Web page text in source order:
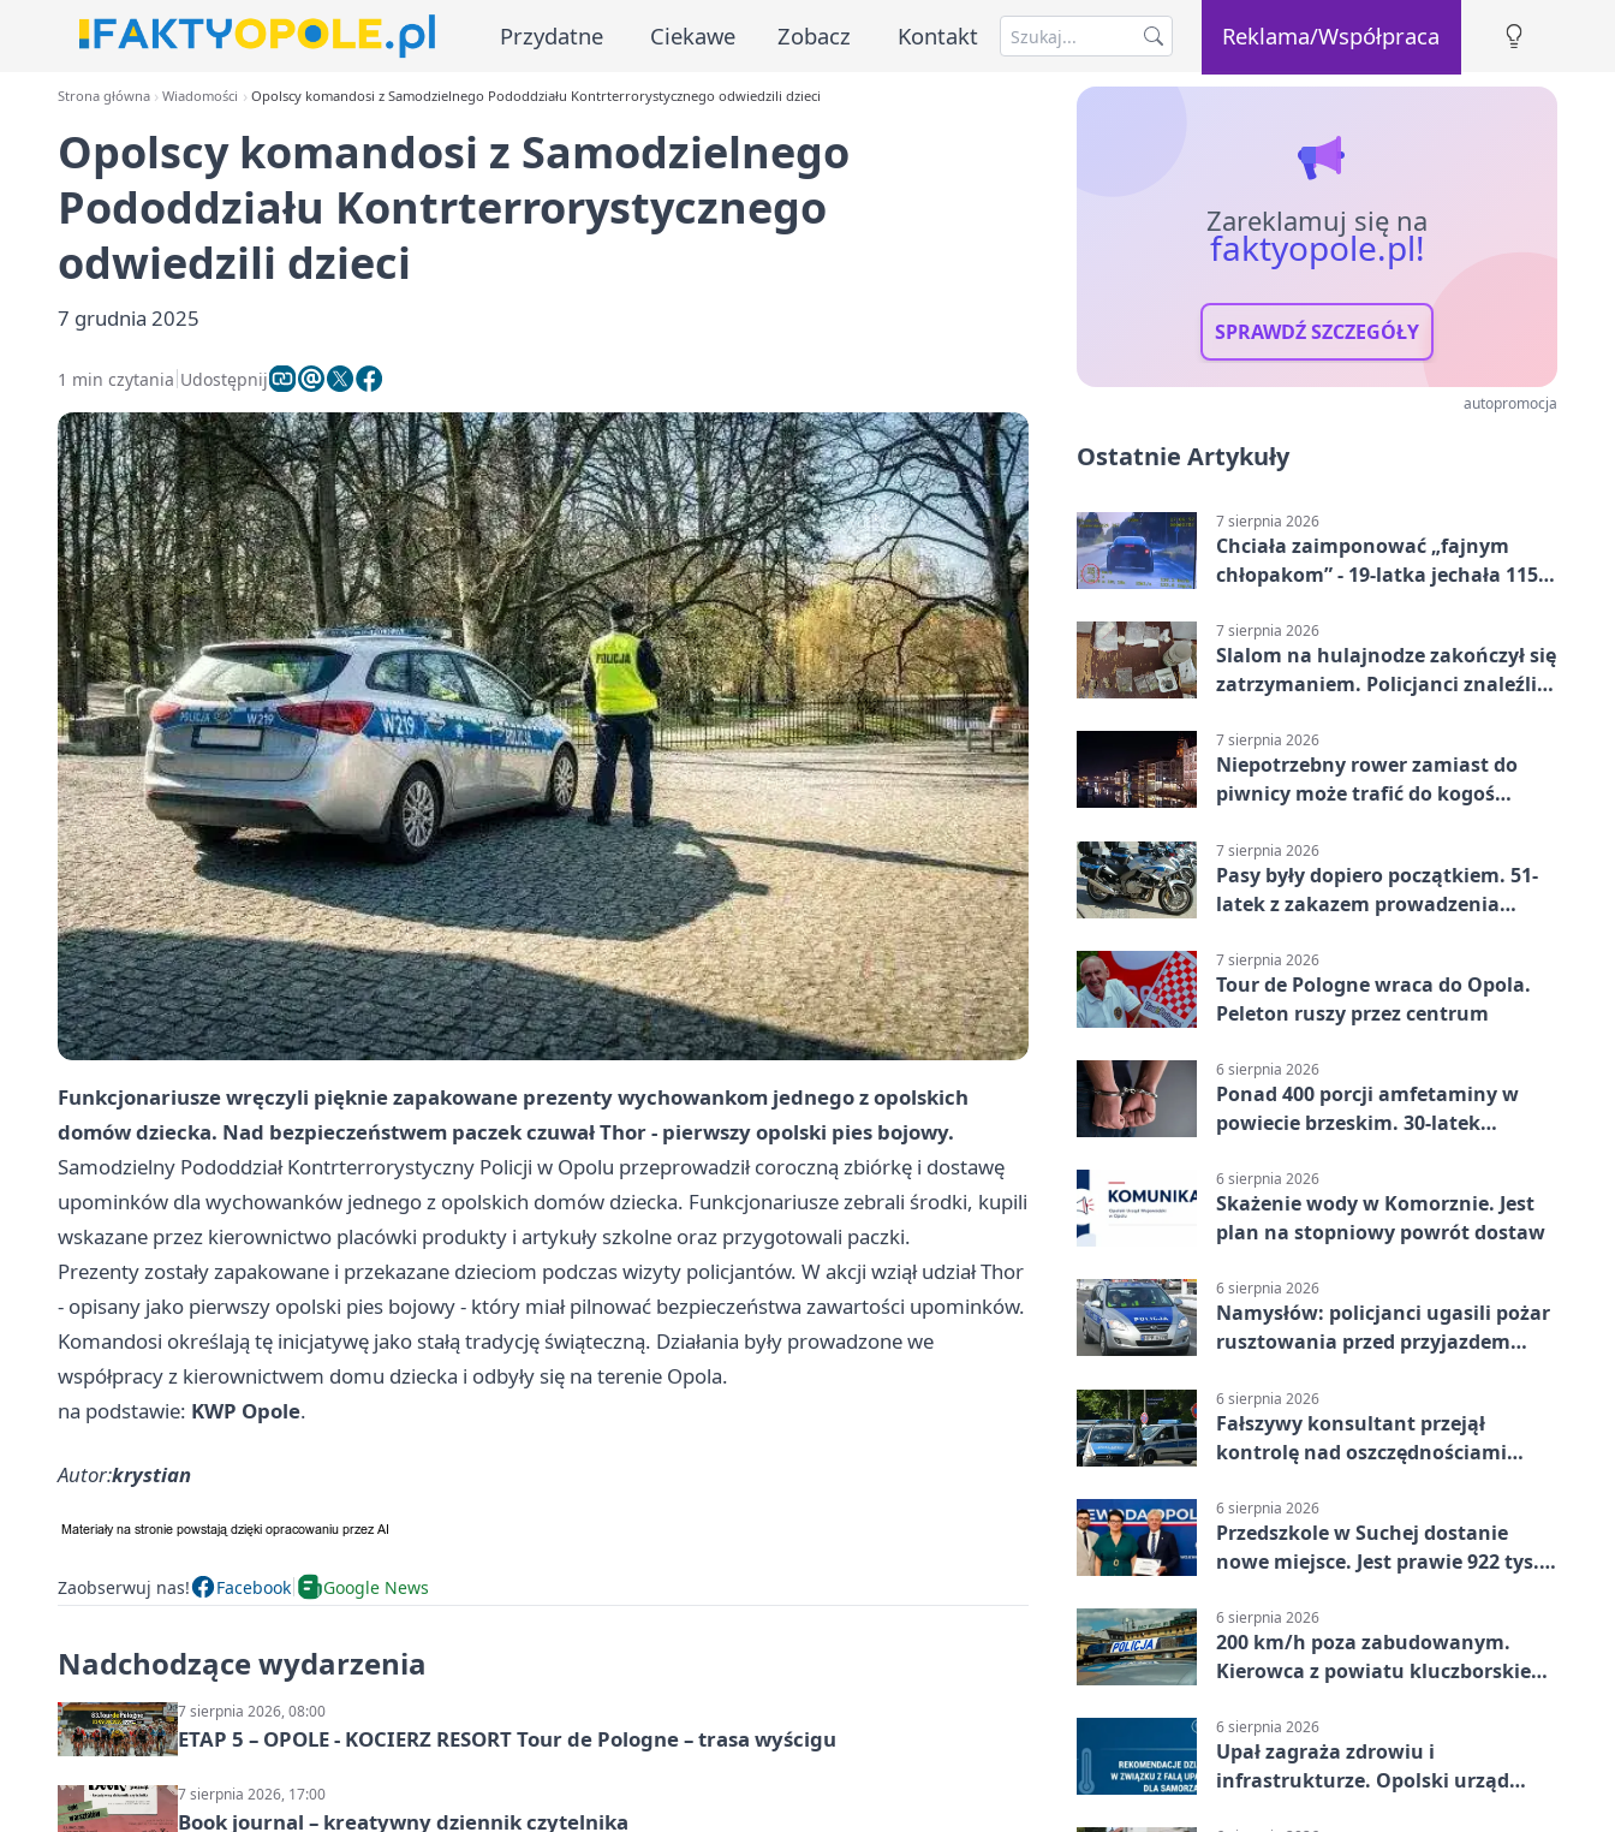
Przydatne Ciekawe Zobacz Kontakt Reklama/Współpraca
Strona główna Wiadomości Opolscy komandosi z Samodzielnego Pododdziału Kontrterrorystycznego odwiedzili dzieci
Opolscy komandosi z Samodzielnego
Pododdziału Kontrterrorystycznego
odwiedzili dzieci
7 grudnia 2025
1 min czytania Udostępnij
Funkcjonariusze wręczyli pięknie zapakowane prezenty wychowankom jednego z opolskich
domów dziecka. Nad bezpieczeństwem paczek czuwał Thor - pierwszy opolski pies bojowy.
Samodzielny Pododdział Kontrterrorystyczny Policji w Opolu przeprowadził coroczną zbiórkę i dostawę
upominków dla wychowanków jednego z opolskich domów dziecka. Funkcjonariusze zebrali środki, kupili
wskazane przez kierownictwo placówki produkty i artykuły szkolne oraz przygotowali paczki.
Prezenty zostały zapakowane i przekazane dzieciom podczas wizyty policjantów. W akcji wziął udział Thor
- opisany jako pierwszy opolski pies bojowy - który miał pilnować bezpieczeństwa zawartości upominków.
Komandosi określają tę inicjatywę jako stałą tradycję świąteczną. Działania były prowadzone we
współpracy z kierownictwem domu dziecka i odbyły się na terenie Opola.
na podstawie: KWP Opole.
Autor:krystian
Zaobserwuj nas! Facebook Google News
Nadchodzące wydarzenia
7 sierpnia 2026, 08:00
ETAP 5 – OPOLE - KOCIERZ RESORT Tour de Pologne – trasa wyścigu
7 sierpnia 2026, 17:00
Book journal – kreatywny dziennik czytelnika
Zareklamuj się na
faktyopole.pl!
SPRAWDŹ SZCZEGÓŁY
autopromocja
Ostatnie Artykuły
7 sierpnia 2026
Chciała zaimponować „fajnym
chłopakom” - 19-latka jechała 115
7 sierpnia 2026
Slalom na hulajnodze zakończył się
zatrzymaniem. Policjanci znaleźli
7 sierpnia 2026
Niepotrzebny rower zamiast do
piwnicy może trafić do kogoś
7 sierpnia 2026
Pasy były dopiero początkiem. 51-
latek z zakazem prowadzenia
7 sierpnia 2026
Tour de Pologne wraca do Opola.
Peleton ruszy przez centrum
6 sierpnia 2026
Ponad 400 porcji amfetaminy w
powiecie brzeskim. 30-latek
6 sierpnia 2026
Skażenie wody w Komorznie. Jest
plan na stopniowy powrót dostaw
6 sierpnia 2026
Namysłów: policjanci ugasili pożar
rusztowania przed przyjazdem
6 sierpnia 2026
Fałszywy konsultant przejął
kontrolę nad oszczędnościami
6 sierpnia 2026
Przedszkole w Suchej dostanie
nowe miejsce. Jest prawie 922 tys.
6 sierpnia 2026
200 km/h poza zabudowanym.
Kierowca z powiatu kluczborskiego
6 sierpnia 2026
Upał zagraża zdrowiu i
infrastrukturze. Opolski urząd